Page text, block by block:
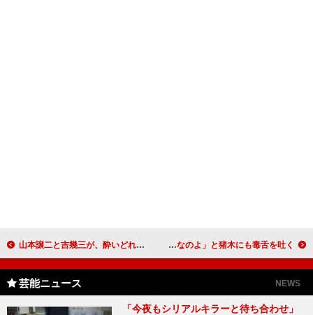
山本譲二と吉幾三が、酔いどれトーク 「もっと飲めと悪魔がささやく」 マツコ、アントニオ猪木のビンタにご立腹 「もう、なんなのよ」と猪木にも毒舌を吐く
芸能ニュース NEWS
「今夜もシリアルキラーと待ち合わせ」